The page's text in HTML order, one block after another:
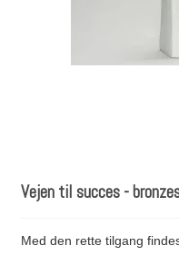
Vejen til succes -
Med den rette tilgang